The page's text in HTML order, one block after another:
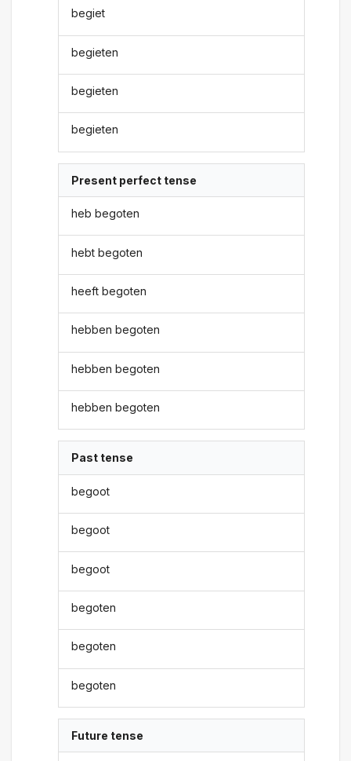
begiet
begieten
begieten
begieten
Present perfect tense
heb begoten
hebt begoten
heeft begoten
hebben begoten
hebben begoten
hebben begoten
Past tense
begoot
begoot
begoot
begoten
begoten
begoten
Future tense